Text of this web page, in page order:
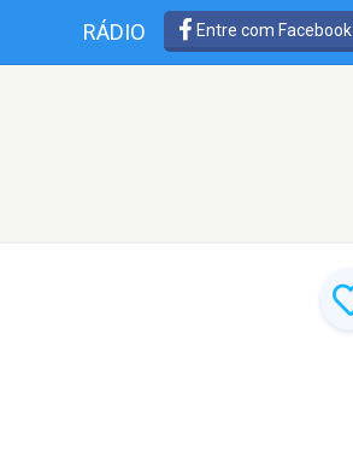
RÁDIO Entre com Facebook